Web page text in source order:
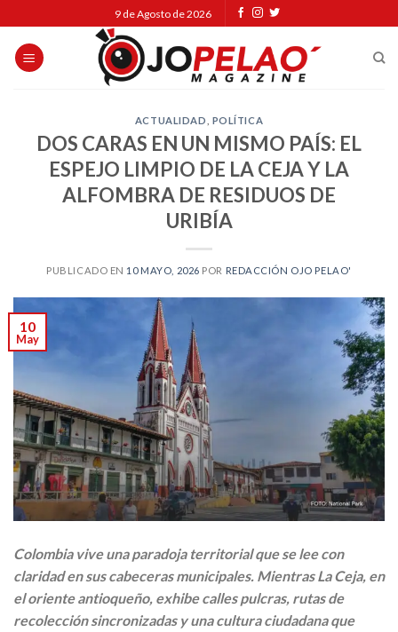
to
content
9 de Agosto de 2026
ACTUALIDAD POLÍTICA
DOS CARAS EN UN MISMO PAÍS: EL
ESPEJO LIMPIO DE LA CEJA Y LA
ALFOMBRA DE RESIDUOS DE
URIBÍA
PUBLICADO EN 10 MAYO, 2026 POR REDACCIÓN OJO PELAO'
10
May
Colombia vive una paradoja territorial que se lee con
claridad en sus cabeceras municipales. Mientras La Ceja, en
el oriente antioqueño, exhibe calles pulcras, rutas de
recolección sincronizadas y una cultura ciudadana que